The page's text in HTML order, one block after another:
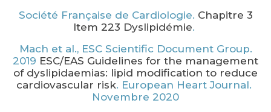
Société Française de Cardiologie. Chapitre 3
Item 223 Dyslipidémie.
Mach et al., ESC Scientific Document Group.
2019 ESC/EAS Guidelines for the management
of dyslipidaemias: lipid modification to reduce
cardiovascular risk. European Heart Journal.
Novembre 2020